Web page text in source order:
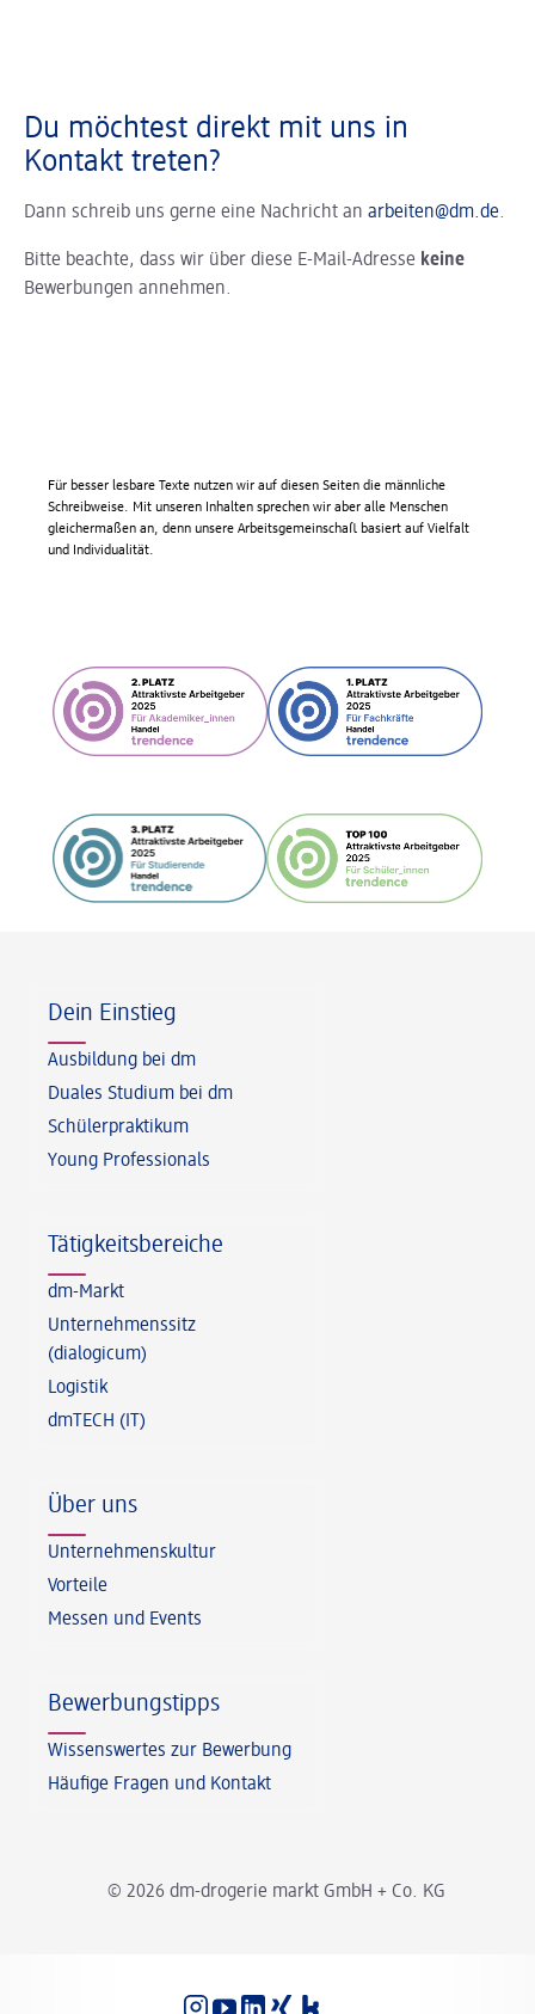
Du möchtest direkt mit uns in
Kontakt treten?
Dann schreib uns gerne eine Nachricht an arbeiten@dm.de.
Bitte beachte, dass wir über diese E-Mail-Adresse keine
Bewerbungen annehmen.
Für besser lesbare Texte nutzen wir auf diesen Seiten die männliche
Schreibweise. Mit unseren Inhalten sprechen wir aber alle Menschen
gleichermaßen an, denn unsere Arbeitsgemeinschaft basiert auf Vielfalt
und Individualität.
© 2026 dm-drogerie markt GmbH + Co. KG
Dein Einstieg
Ausbildung bei dm
Duales Studium bei dm
Schülerpraktikum
Young Professionals
Tätigkeitsbereiche
dm-Markt
Unternehmenssitz
(dialogicum)
Logistik
dmTECH (IT)
Über uns
Unternehmenskultur
Vorteile
Messen und Events
Bewerbungstipps
Wissenswertes zur Bewerbung
Häufige Fragen und Kontakt